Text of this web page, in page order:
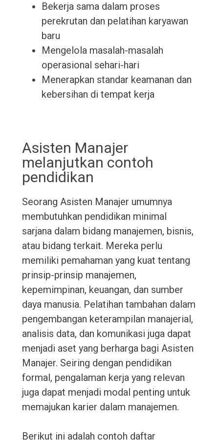
Bekerja sama dalam proses
perekrutan dan pelatihan karyawan
baru
Mengelola masalah-masalah
operasional sehari-hari
Menerapkan standar keamanan dan
kebersihan di tempat kerja
Asisten Manajer
melanjutkan contoh
pendidikan
Seorang Asisten Manajer umumnya
membutuhkan pendidikan minimal
sarjana dalam bidang manajemen, bisnis,
atau bidang terkait. Mereka perlu
memiliki pemahaman yang kuat tentang
prinsip-prinsip manajemen,
kepemimpinan, keuangan, dan sumber
daya manusia. Pelatihan tambahan dalam
pengembangan keterampilan manajerial,
analisis data, dan komunikasi juga dapat
menjadi aset yang berharga bagi Asisten
Manajer. Seiring dengan pendidikan
formal, pengalaman kerja yang relevan
juga dapat menjadi modal penting untuk
memajukan karier dalam manajemen.
Berikut ini adalah contoh daftar